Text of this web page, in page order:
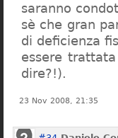
saranno
sè che gran
di deficienza
essere
dire?!).
23 Nov 2008, 21:35